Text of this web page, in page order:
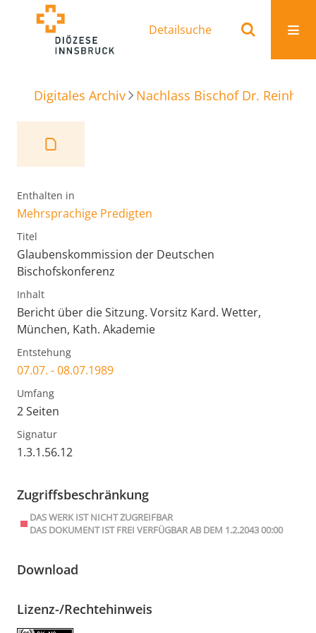
Detailsuche
Digitales Archiv Nachlass Bischof Dr.
Enthalten in
Mehrsprachige Predigten
Titel
Glaubenskommission der Deutschen
Bischofskonferenz
Inhalt
Bericht über die Sitzung. Vorsitz Kard. Wetter,
München, Kath. Akademie
Entstehung
07.07. - 08.07.1989
Umfang
2 Seiten
Signatur
1.3.1.56.12
Zugriffsbeschränkung
DAS WERK IST NICHT ZUGREIFBAR
DAS DOKUMENT IST FREI VERFÜGBAR AB DEM 1.2.2043 00:00
Download
Lizenz-/Rechtehinweis